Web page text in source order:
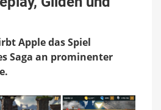
Apple das Spiel
Saga an prominenter